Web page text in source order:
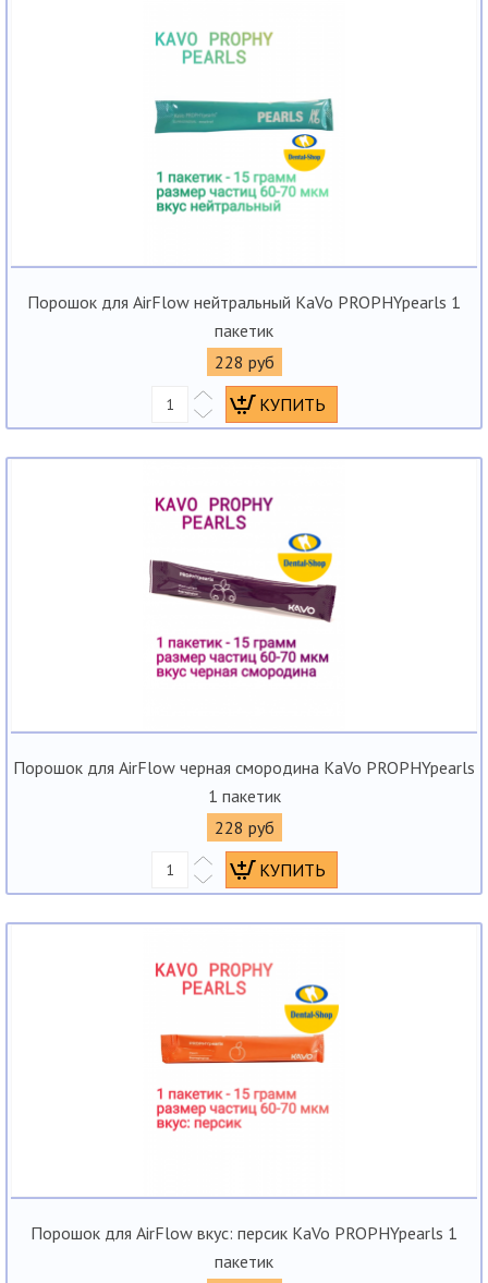
Порошок для AirFlow нейтральный KaVo PROPHYpearls 1
пакетик
228 руб
Порошок для AirFlow черная смородина KaVo PROPHYpearls
1 пакетик
228 руб
Порошок для AirFlow вкус: персик KaVo PROPHYpearls 1
пакетик